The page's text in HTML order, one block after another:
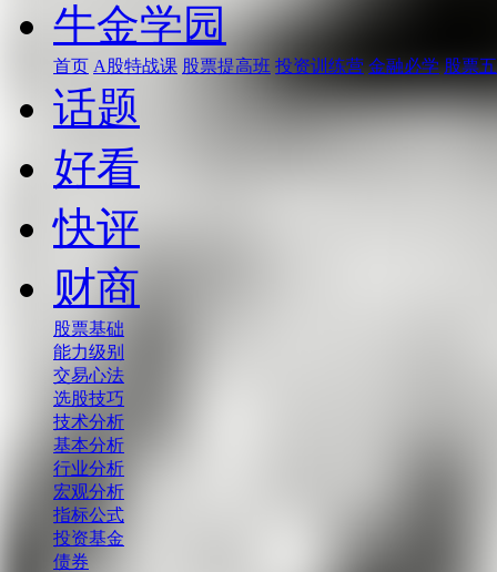
牛金学园
首页 A股特战课 股票提高班 投资训练营 金融必学 股票
话题
好看
快评
财商
股票基础
能力级别
交易心法
选股技巧
技术分析
基本分析
行业分析
宏观分析
指标公式
投资基金
债券